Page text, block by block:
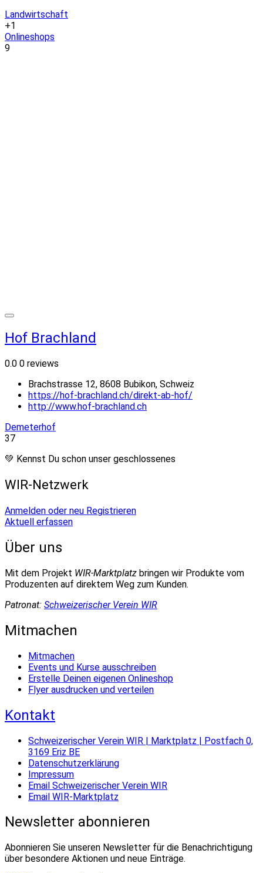
Landwirtschaft
+1
Onlineshops
9
Hof Brachland
0.0 0 reviews
Brachstrasse 12, 8608 Bubikon, Schweiz
https://hof-brachland.ch/direkt-ab-hof/
http://www.hof-brachland.ch
Demeterhof
37
💚 Kennst Du schon unser geschlossenes
WIR-Netzwerk
Anmelden oder neu Registrieren
Aktuell erfassen
Über uns
Mit dem Projekt WIR-Marktplatz bringen wir Produkte vom
Produzenten auf direktem Weg zum Kunden.
Patronat: Schweizerischer Verein WIR
Mitmachen
Mitmachen
Events und Kurse ausschreiben
Erstelle Deinen eigenen Onlineshop
Flyer ausdrucken und verteilen
Kontakt
Schweizerischer Verein WIR | Marktplatz | Postfach 0,
3169 Eriz BE
Datenschutzerklärung
Impressum
Email Schweizerischer Verein WIR
Email WIR-Marktplatz
Newsletter abonnieren
Abonnieren Sie unseren Newsletter für die Benachrichtigung
über besondere Aktionen und neue Einträge.